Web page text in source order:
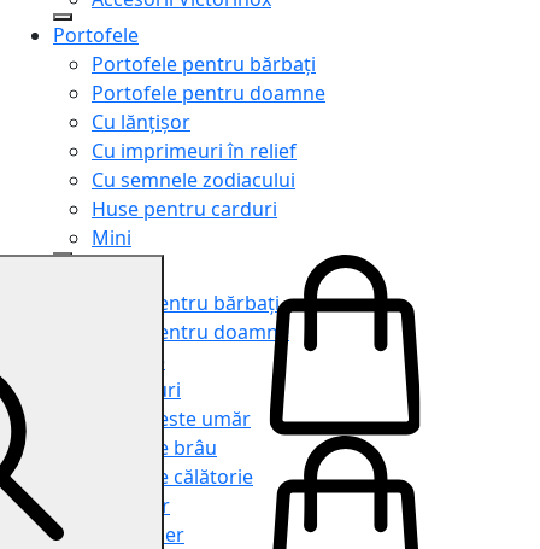
Portofele
Portofele pentru bărbați
Portofele pentru doamne
Cu lănțișor
Cu imprimeuri în relief
Cu semnele zodiacului
Huse pentru carduri
Mini
Genți pentru bărbați
Genți pentru doamne
Serviete
Rucsacuri
Genți peste umăr
Genți de brâu
Genți de călătorie
Shopper
Organiser